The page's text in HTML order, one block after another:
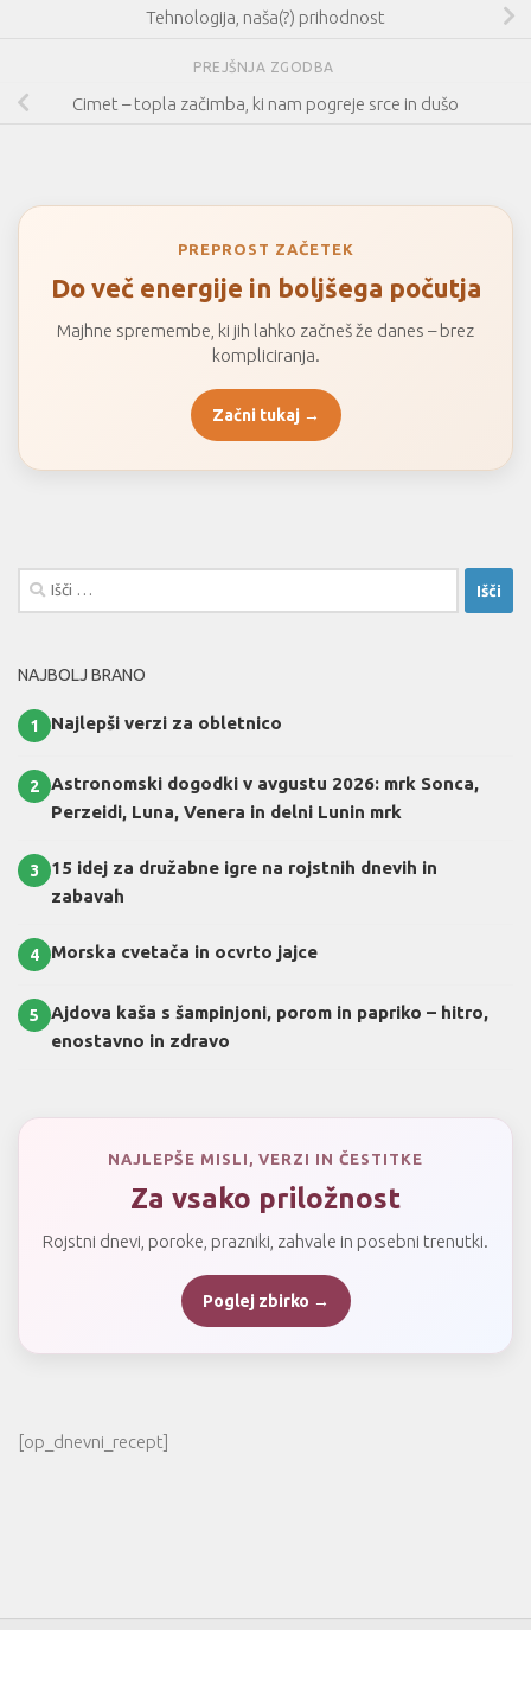
Tehnologija, naša(?) prihodnost
PREJŠNJA ZGODBA
Cimet – topla začimba, ki nam pogreje srce in dušo
PREPROST ZAČETEK
Do več energije in boljšega počutja
Majhne spremembe, ki jih lahko začneš že danes – brez
kompliciranja.
Začni tukaj →
Išči:
NAJBOLJ BRANO
1 Najlepši verzi za obletnico
2
Astronomski dogodki v avgustu 2026: mrk Sonca,
Perzeidi, Luna, Venera in delni Lunin mrk
3
15 idej za družabne igre na rojstnih dnevih in
zabavah
4 Morska cvetača in ocvrto jajce
5
Ajdova kaša s šampinjoni, porom in papriko – hitro,
enostavno in zdravo
NAJLEPŠE MISLI, VERZI IN ČESTITKE
Za vsako priložnost
Rojstni dnevi, poroke, prazniki, zahvale in posebni trenutki.
Poglej zbirko →
[op_dnevni_recept]